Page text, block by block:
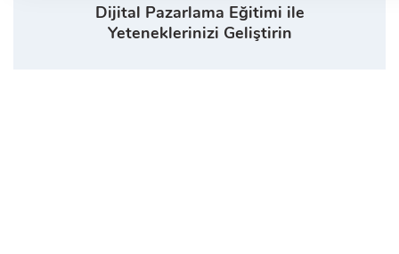
Dijital Pazarlama Eğitimi ile
Yeteneklerinizi Geliştirin